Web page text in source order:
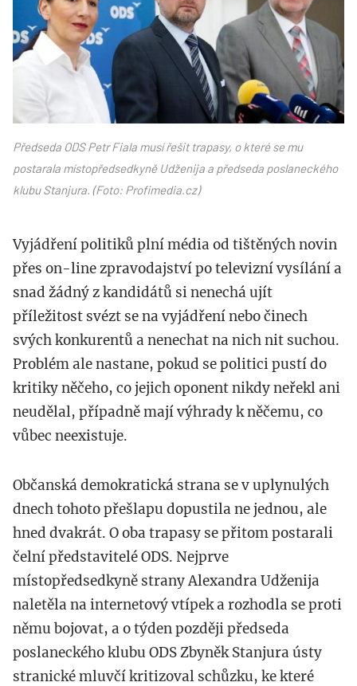
Předseda ODS Petr Fiala musí řešit trapasy, o které se mu
postarala místopředsedkyně Udženija a předseda poslaneckého
klubu Stanjura. (Foto: Profimedia.cz)
Vyjádření politiků plní média od tištěných novin
přes on-line zpravodajství po televizní vysílání a
snad žádný z kandidátů si nenechá ujít
příležitost svézt se na vyjádření nebo činech
svých konkurentů a nenechat na nich nit suchou.
Problém ale nastane, pokud se politici pustí do
kritiky něčeho, co jejich oponent nikdy neřekl ani
neudělal, případně mají výhrady k něčemu, co
vůbec neexistuje.
Občanská demokratická strana se v uplynulých
dnech tohoto přešlapu dopustila ne jednou, ale
hned dvakrát. O oba trapasy se přitom postarali
čelní představitelé ODS. Nejprve
místopředsedkyně strany Alexandra Udženija
naletěla na internetový vtípek a rozhodla se proti
němu bojovat, a o týden později předseda
poslaneckého klubu ODS Zbyněk Stanjura ústy
stranické mluvčí kritizoval schůzku, ke které